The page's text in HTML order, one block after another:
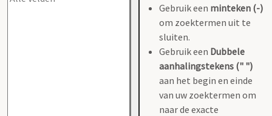
Gebruik een minteken (-)
om zoektermen uit te
sluiten.
Gebruik een Dubbele
aanhalingstekens (" ")
aan het begin en einde
van uw zoektermen om
naar de exacte